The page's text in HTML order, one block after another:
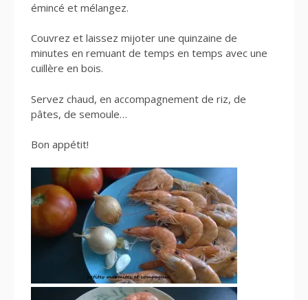
émincé et mélangez.
Couvrez et laissez mijoter une quinzaine de
minutes en remuant de temps en temps avec une
cuillère en bois.
Servez chaud, en accompagnement de riz, de
pâtes, de semoule…
Bon appétit!